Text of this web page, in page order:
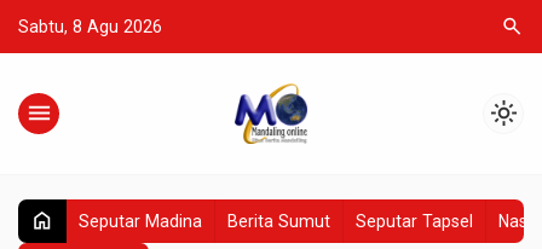
Sabtu, 8 Agu 2026 search
menu light_mode
home Seputar Madina Berita Sumut Seputar Tapsel